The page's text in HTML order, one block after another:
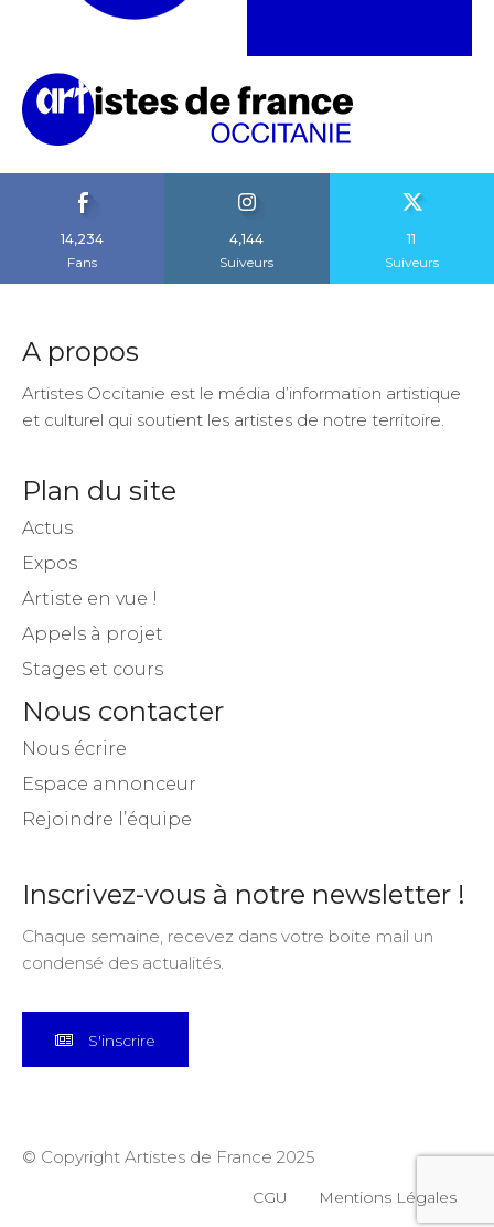
14,234
Fans
4,144
Suiveurs
11
Suiveurs
A propos
Artistes Occitanie est le média d’information artistique
et culturel qui soutient les artistes de notre territoire.
Plan du site
Actus
Expos
Artiste en vue !
Appels à projet
Stages et cours
Nous contacter
Nous écrire
Espace annonceur
Rejoindre l’équipe
Inscrivez-vous à notre newsletter !
Chaque semaine, recevez dans votre boite mail un
condensé des actualités.
S'inscrire
© Copyright Artistes de France 2025
CGU Mentions Légales